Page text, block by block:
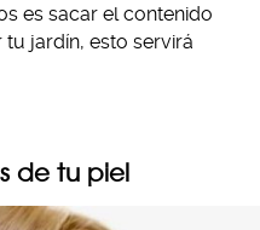
es sacar el contenido
jardín, esto servirá
de tu piel